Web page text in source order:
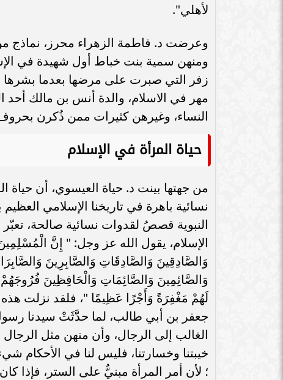
لأهلي".
وعرضت د. فاطمة الزهراء محرز، نماذج من
ومنهن سمية بنت خباط أول شهيدة في
زفر التي صبرت على مرضها بعدما بشرها
مهر في الاسلام، والدة أنس بن مالك أحد
النساء، وغيرهن كثيرات ممن ذُكرن
حياة المرأة في الإسلام
من جهتها بينت د. حياة العيسوي، أن
نسائية باهرة في تاريخنا الإسلامي
النبوية قصصُ لقدوات نسائية صالحة، تعبّر
الإسلام، يقول الله عز وجل: " إِنَّ
وَالصَّادِقِينَ وَالصَّادِقَاتِ وَالصَّابِرِينَ
وَالصَّائِمِينَ وَالصَّائِمَاتِ وَالْحَافِظِينَ فُرُوجَهُمْ
لَهُمْ مَغْفِرَةً وَأَجْرًا عَظِيمًا "، فلقد نزلت
جعفر بن أبي طالب، لما حدَّثَتْ سيدنا
الغالب إلى الرجال، وأن منهن مثل
خيبتنا وخسارتنا، فليس لنا في الأحكام
؛ لأن أمر المرأة مبنيٌّ على الستر، فإذا